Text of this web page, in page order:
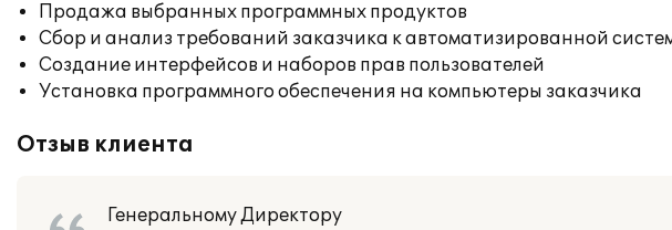
Продажа выбранных программных продуктов
Сбор и анализ требований заказчика к автоматизированной
Создание интерфейсов и наборов прав пользователей
Установка программного обеспечения на компьютеры заказчика
Отзыв клиента
Генеральному Директору